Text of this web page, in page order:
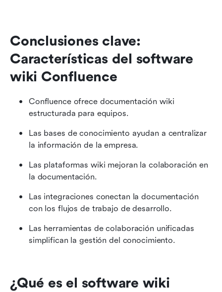
Conclusiones clave:
Características del software
wiki Confluence
Confluence ofrece documentación wiki
estructurada para equipos.
Las bases de conocimiento ayudan a centralizar
la información de la empresa.
Las plataformas wiki mejoran la colaboración en
la documentación.
Las integraciones conectan la documentación
con los flujos de trabajo de desarrollo.
Las herramientas de colaboración unificadas
simplifican la gestión del conocimiento.
¿Qué es el software wiki